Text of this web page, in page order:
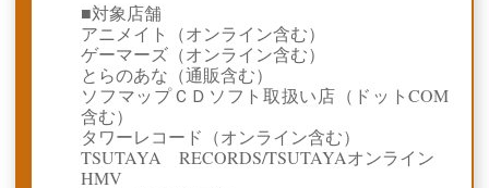
■対象店舗
アニメイト（オンライン含む）
ゲーマーズ（オンライン含む）
とらのあな（通販含む）
ソフマップＣＤソフト取扱い店（ドットCOM
含む）
タワーレコード（オンライン含む）
TSUTAYA RECORDS/TSUTAYAオンライン
HMV